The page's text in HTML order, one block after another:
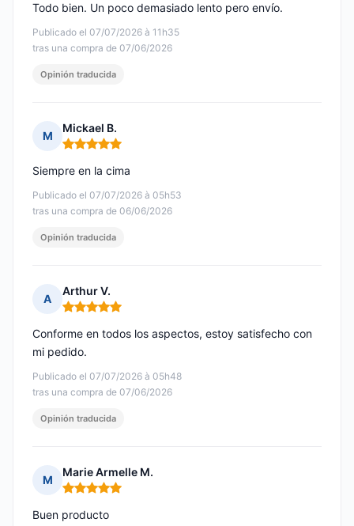
Publicado el 07/07/2026 à 11h35
tras una compra de 07/06/2026
Todo bien. Un poco demasiado lento pero envío.
Opinión traducida
M
Mickael B.
Nota: 5 de 5
Publicado el 07/07/2026 à 05h53
tras una compra de 06/06/2026
Siempre en la cima
Opinión traducida
A
Arthur V.
Nota: 5 de 5
Publicado el 07/07/2026 à 05h48
tras una compra de 07/06/2026
Conforme en todos los aspectos, estoy satisfecho con
mi pedido.
Opinión traducida
M
Marie Armelle M.
Nota: 5 de 5
Buen producto